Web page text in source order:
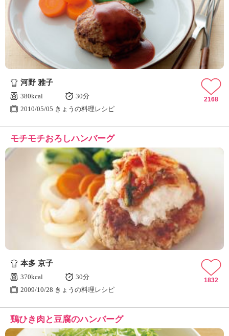
河野 雅子
380kcal
30分
2010/05/05 きょうの料理レシピ
2168
モチモチおろしハンバーグ
本多 京子
370kcal
30分
2009/10/28 きょうの料理レシピ
1832
鶏ひき肉と豆腐のハンバーグ